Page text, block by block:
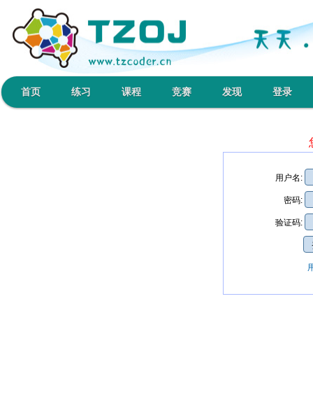
首页 练习 课程 竞赛 发现 登录
用户名:
密码:
验证码: